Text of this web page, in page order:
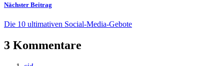
Nächster Beitrag
Die 10 ultimativen Social-Media-Gebote
3 Kommentare